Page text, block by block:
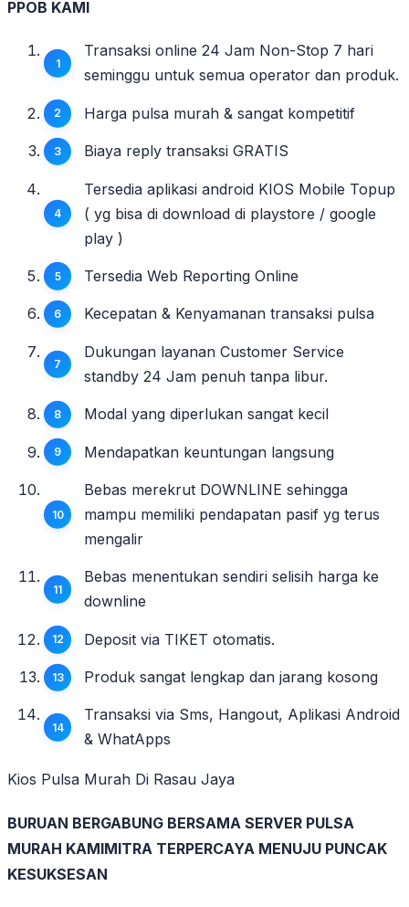
PPOB KAMI
Transaksi online 24 Jam Non-Stop 7 hari
seminggu untuk semua operator dan produk.
Harga pulsa murah & sangat kompetitif
Biaya reply transaksi GRATIS
Tersedia aplikasi android KIOS Mobile Topup
( yg bisa di download di playstore / google
play )
Tersedia Web Reporting Online
Kecepatan & Kenyamanan transaksi pulsa
Dukungan layanan Customer Service
standby 24 Jam penuh tanpa libur.
Modal yang diperlukan sangat kecil
Mendapatkan keuntungan langsung
Bebas merekrut DOWNLINE sehingga
mampu memiliki pendapatan pasif yg terus
mengalir
Bebas menentukan sendiri selisih harga ke
downline
Deposit via TIKET otomatis.
Produk sangat lengkap dan jarang kosong
Transaksi via Sms, Hangout, Aplikasi Android
& WhatApps
Kios Pulsa Murah Di Rasau Jaya
BURUAN BERGABUNG BERSAMA SERVER PULSA
MURAH KAMIMITRA TERPERCAYA MENUJU PUNCAK
KESUKSESAN